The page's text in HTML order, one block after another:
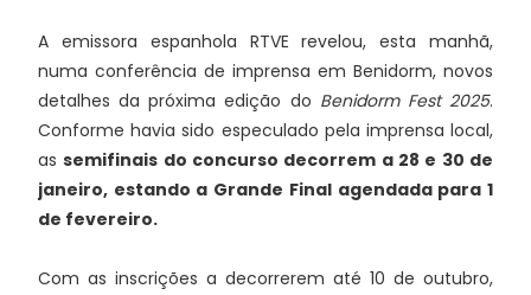
A emissora espanhola RTVE revelou, esta manhã,
numa conferência de imprensa em Benidorm, novos
detalhes da próxima edição do Benidorm Fest 2025.
Conforme havia sido especulado pela imprensa local,
assemifinais do concurso decorrem a 28 e 30 de
janeiro, estando a Grande Final agendada para 1
de fevereiro.
Com as inscrições a decorrerem até 10 de outubro,